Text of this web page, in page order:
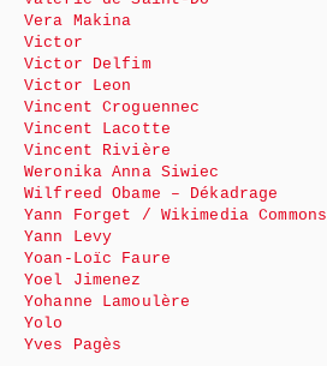
Vera Makina
Victor
Victor Delfim
Victor Leon
Vincent Croguennec
Vincent Lacotte
Vincent Rivière
Weronika Anna Siwiec
Wilfreed Obame – Dékadrage
Yann Forget / Wikimedia Commons
Yann Levy
Yoan-Loïc Faure
Yoel Jimenez
Yohanne Lamoulère
Yolo
Yves Pagès